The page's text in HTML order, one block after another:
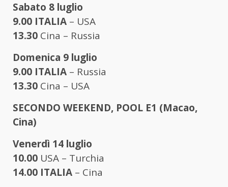
Sabato 8 luglio
9.00 ITALIA – USA
13.30 Cina – Russia
Domenica 9 luglio
9.00 ITALIA – Russia
13.30 Cina – USA
SECONDO WEEKEND, POOL E1 (Macao,
Cina)
Venerdì 14 luglio
10.00 USA – Turchia
14.00 ITALIA – Cina